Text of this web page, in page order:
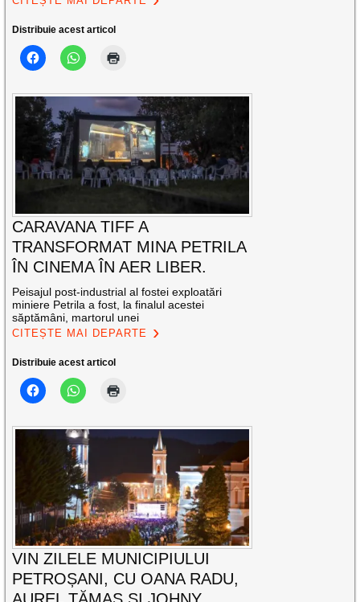
Distribuie acest articol
CARAVANA TIFF A
TRANSFORMAT MINA PETRILA
ÎN CINEMA ÎN AER LIBER.
Peisajul post-industrial al fostei exploatări
miniere Petrila a fost, la finalul acestei
săptămâni, martorul unei
CITEȘTE MAI DEPARTE
Distribuie acest articol
VIN ZILELE MUNICIPIULUI
PETROȘANI, CU OANA RADU,